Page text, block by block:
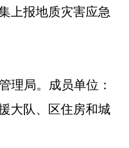
上报地质灾害应急
理局。成员单位：
大队、区住房和城